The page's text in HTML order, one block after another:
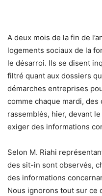
A deux mois de la fin de
logements sociaux de la
le désarroi. Ils se disent
filtré quant aux dossiers
démarches entreprises
comme chaque mardi, des
rassemblés, hier, devant le
exiger des informations
Selon M. Riahi
des sit-in sont observés,
des informations
Nous ignorons tout sur ce